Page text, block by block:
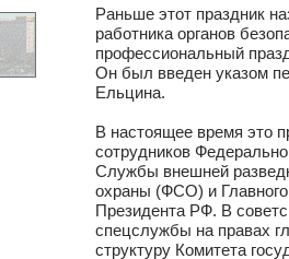
Раньше этот праздник
работника органов
профессиональный
Он был введен указом
Ельцина.
В настоящее время это
сотрудников
Службы внешней
охраны (ФСО) и
Президента РФ. В
спецслужбы на правах
структуру Комитета